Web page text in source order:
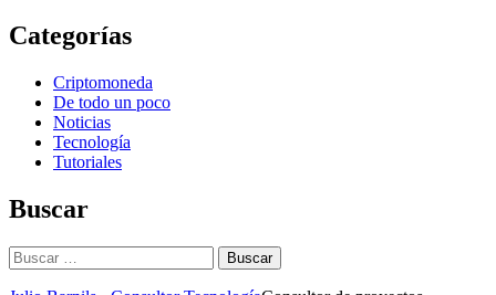
Categorías
Criptomoneda
De todo un poco
Noticias
Tecnología
Tutoriales
Buscar
Buscar: